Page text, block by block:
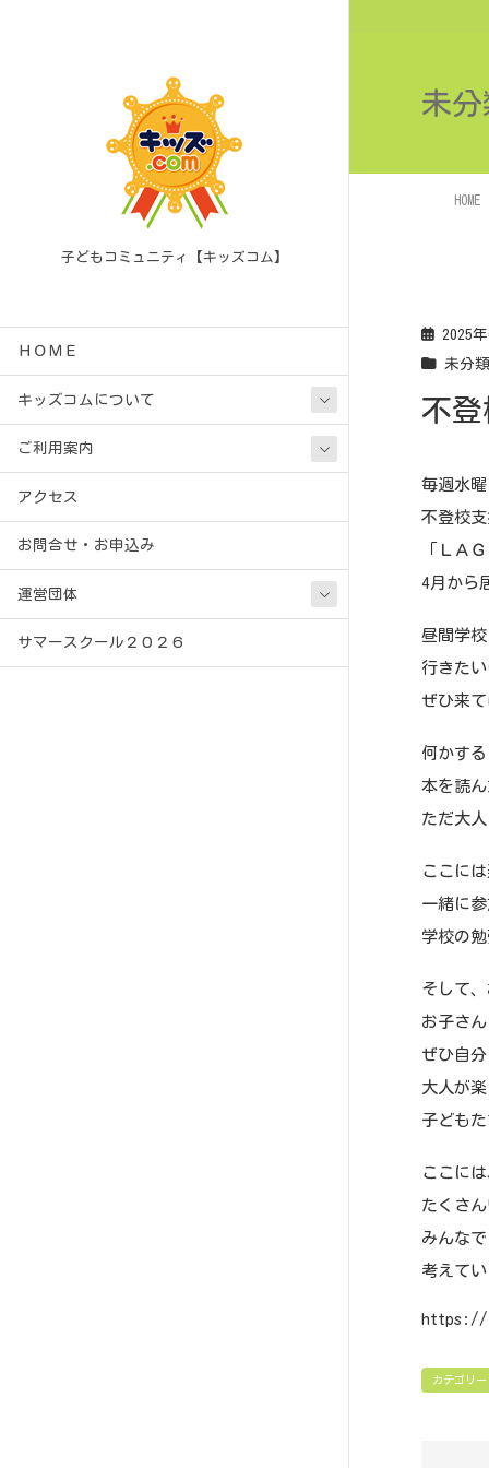
子どもコミュニティ【キッズコム】
ＨＯＭＥ
キッズコムについて
ご利用案内
アクセス
お問合せ・お申込み
運営団体
サマースクール２０２６
未分
HOME
2025
未分
不
毎週水
不登校
「ＬＡ
4月から
昼間学
行きた
ぜひ来
何かす
本を読
ただ大
ここに
一緒に
学校の
そして
お子さ
ぜひ自
大人が
子ども
ここに
たくさ
みんな
考えて
https://
カテゴリー